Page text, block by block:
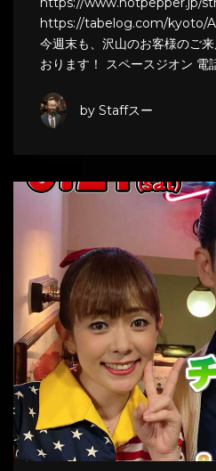
https://tabelog.com/kyoto/
今週末も、沢山のお客様のご
おります！ スペースジオン
by Staffスー